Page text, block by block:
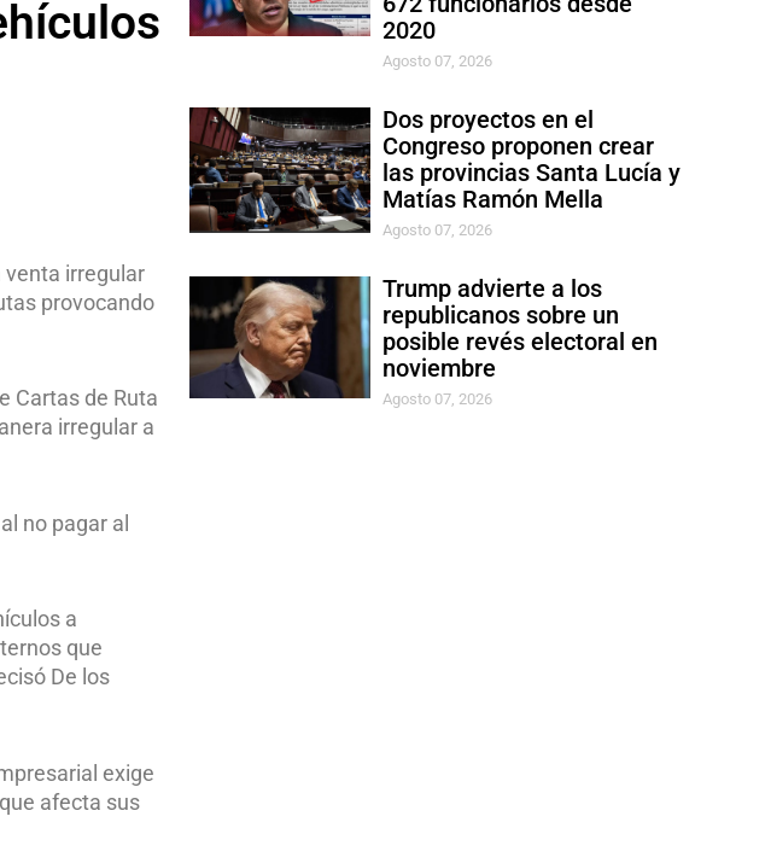
venta irregular
provocando
Cartas de Ruta
irregular a
no pagar al
a
que
De los
exige
afecta sus
2020
Agosto 07, 2026
Dos proyectos en el
Congreso proponen crear
las provincias Santa Lucía y
Matías Ramón Mella
Agosto 07, 2026
Trump advierte a los
republicanos sobre un
posible revés electoral en
noviembre
Agosto 07, 2026